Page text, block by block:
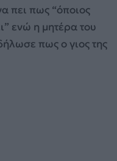
πει πως “όποιος
ενώ η μητέρα του
πως ο γιος της